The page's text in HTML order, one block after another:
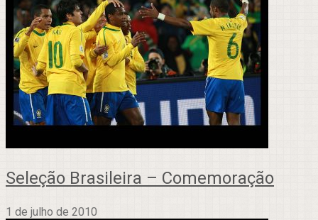
Seleção Brasileira – Comemoração
1 de julho de 2010